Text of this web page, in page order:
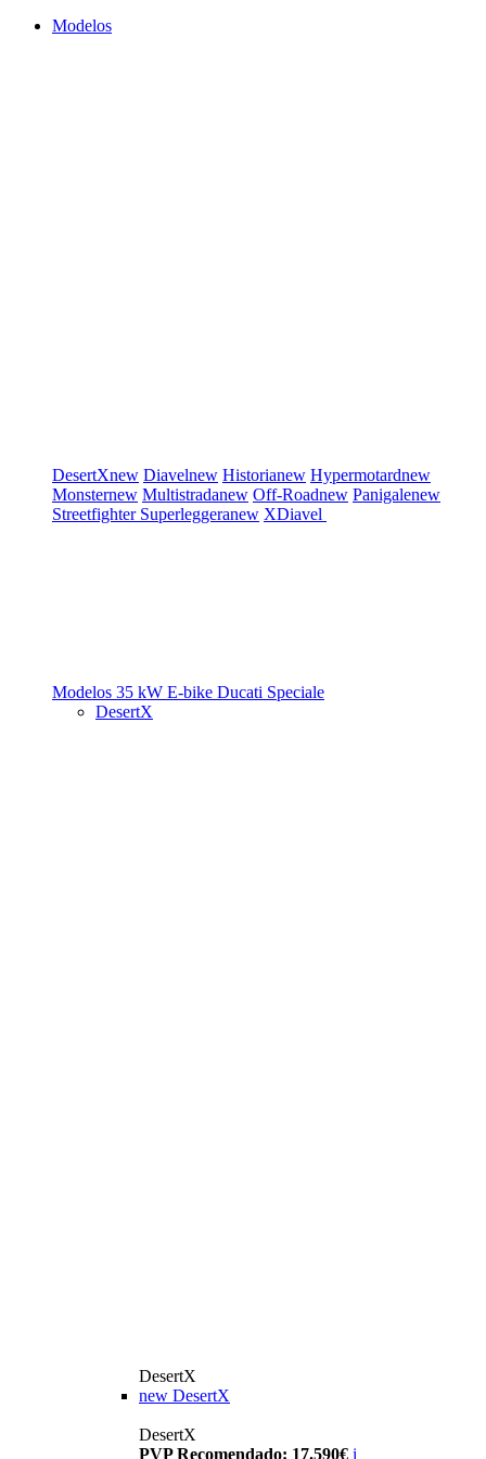
Modelos
DesertXnew Diavelnew Historianew Hypermotardnew
Monsternew Multistradanew Off-Roadnew Panigalenew
Streetfighter Superleggeranew XDiavel
Modelos 35 kW E-bike Ducati Speciale
DesertX
DesertX
new DesertX
DesertX
PVP Recomendado: 17.590€ i